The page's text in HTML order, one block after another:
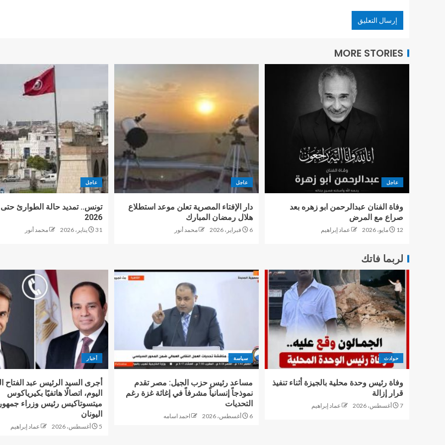
MORE STORIES
عاجل
وفاة الفنان عبدالرحمن ابو زهره بعد
صراع مع المرض
12 مايو، 2026 عماد إبراهيم
عاجل
دار الإفتاء المصرية تعلن موعد استطلاع
هلال رمضان المبارك
6 فبراير، 2026 محمد أنور
عاجل
تونس.. تمديد حالة الطوارئ حتى
2026
31 يناير، 2026 محمد أنور
لربما فاتك
حوادث
وفاة رئيس وحدة محلية بالجيزة أثناء تنفيذ
قرار إزالة
7 أغسطس، 2026 عماد إبراهيم
سياسة
مساعد رئيس حزب الجيل: مصر تقدم
نموذجاً إنسانياً مشرفاً في إغاثة غزة رغم
التحديات
6 أغسطس، 2026 احمد اسامه
أخبار
أجرى السيد الرئيس عبد الفتاح
اليوم، اتصالًا هاتفيًا بكيرياكوس
ميتسوتاكيس رئيس وزراء
اليونان
5 أغسطس، 2026 عماد إبراهيم